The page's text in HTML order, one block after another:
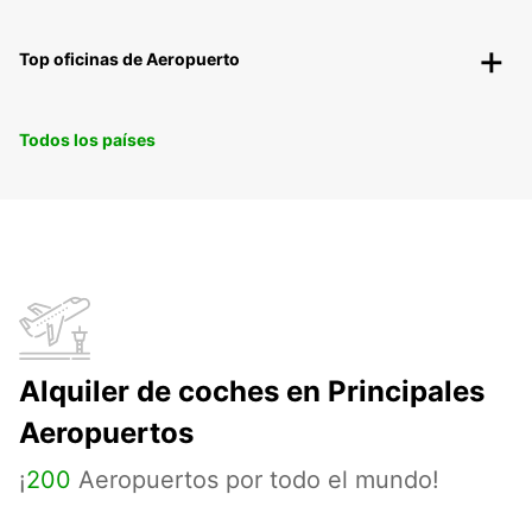
Top oficinas de Aeropuerto
Todos los países
Alquiler de coches en Principales
Aeropuertos
¡200 Aeropuertos por todo el mundo!